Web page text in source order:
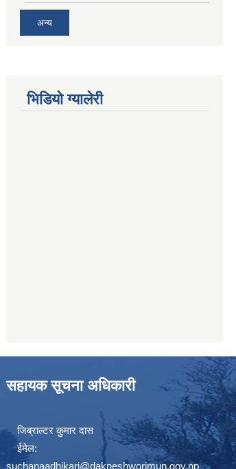
अन्य
भिडियाे ग्यालेरी
सहायक सूचना अधिकारी
जिब्राल्टर कुुमार दास
ईमेल:
suchanaadhikari@dakneshworimun.gov.np